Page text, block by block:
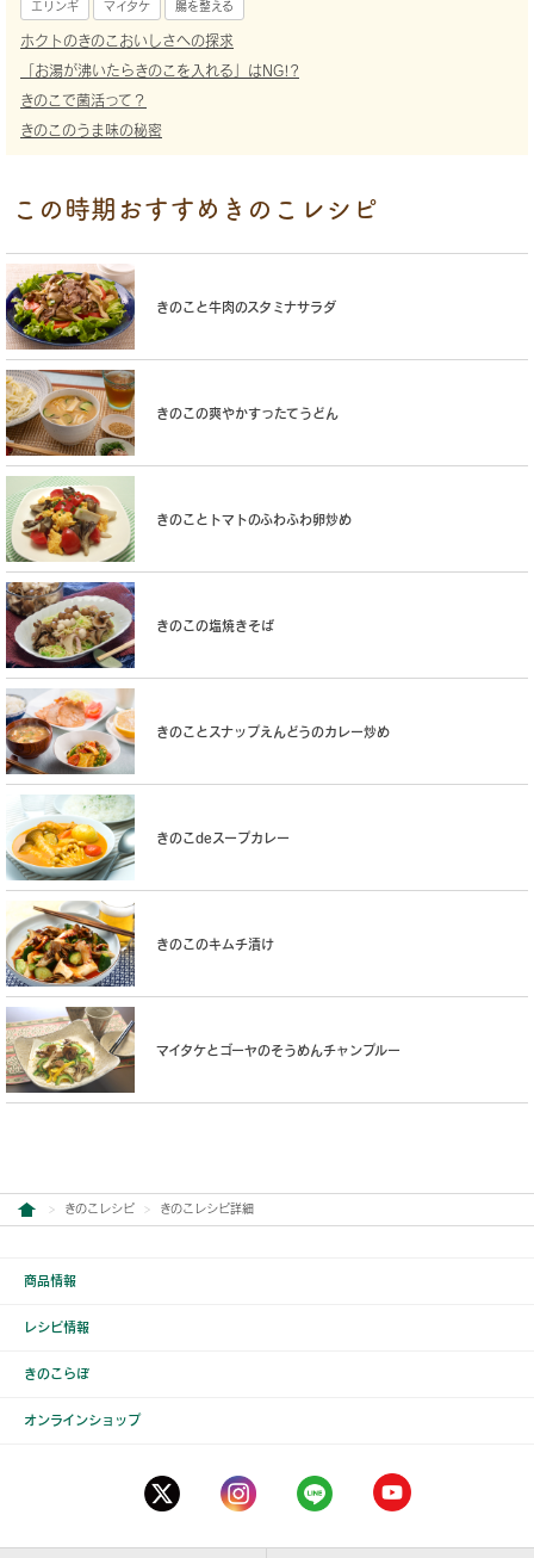
エリンギ マイタケ 腸を整える
ホクトのきのこおいしさへの探求
「お湯が沸いたらきのこを入れる」はNG!?
きのこで菌活って？
きのこのうま味の秘密
この時期おすすめきのこレシピ
きのこと牛肉のスタミナサラダ
きのこの爽やかすったてうどん
きのことトマトのふわふわ卵炒め
きのこの塩焼きそば
きのことスナップえんどうのカレー炒め
きのこdeスープカレー
きのこのキムチ漬け
マイタケとゴーヤのそうめんチャンプルー
きのこレシピ きのこレシピ詳細
商品情報
レシピ情報
きのこらぼ
オンラインショップ